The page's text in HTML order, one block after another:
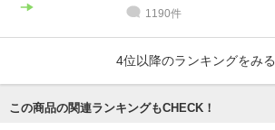
1190件
4位以降のランキングをみる
この商品の関連ランキングもCHECK！